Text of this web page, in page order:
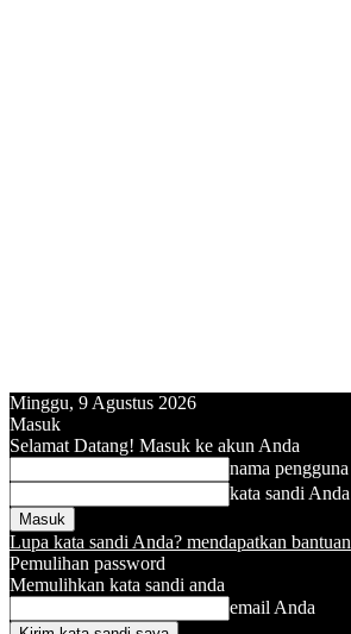
Minggu, 9 Agustus 2026
Masuk
Selamat Datang! Masuk ke akun Anda
nama pengguna
kata sandi Anda
Lupa kata sandi Anda? mendapatkan bantuan
Pemulihan password
Memulihkan kata sandi anda
email Anda